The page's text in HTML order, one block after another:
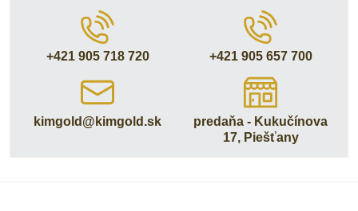
+421 905 718 720 +421 905 657 700
kimgold​@kimgold​.sk
predaňa - Kukučínova
17, Piešťany